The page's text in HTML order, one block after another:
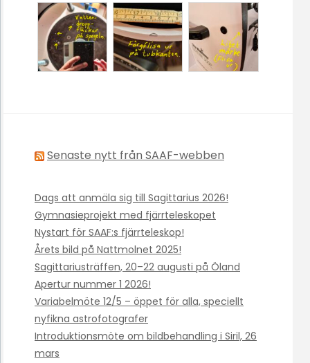
Senaste nytt från SAAF-webben
Dags att anmäla sig till Sagittarius 2026!
Gymnasieprojekt med fjärrteleskopet
Nystart för SAAF:s fjärrteleskop!
Årets bild på Nattmolnet 2025!
Sagittariusträffen, 20–22 augusti på Öland
Apertur nummer 1 2026!
Variabelmöte 12/5 – öppet för alla, speciellt
nyfikna astrofotografer
Introduktionsmöte om bildbehandling i Siril, 26
mars